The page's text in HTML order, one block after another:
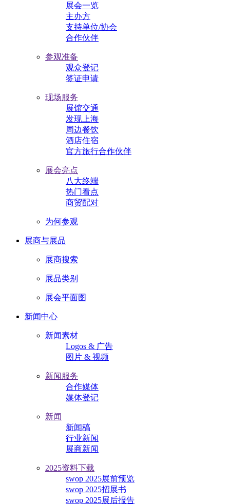
展会一览
主办方
支持单位/协会
合作伙伴
参观准备
观众登记
签证申请
现场服务
展馆交通
发现上海
周边餐饮
酒店住宿
官方旅行合作伙伴
展会亮点
八大终端
热门看点
商贸配对
为何参观
展商与展品
展商搜索
展品类别
展会平面图
新闻中心
新闻素材
Logos & 广告
图片 & 视频
新闻服务
合作媒体
媒体登记
新闻
新闻稿
行业新闻
展商新闻
2025资料下载
swop 2025展前预览
swop 2025招展书
swop 2025展后报告